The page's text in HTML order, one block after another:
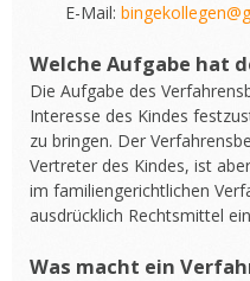
E-Mail:
Welche Aufgabe hat
Die Aufgabe des
Interesse des Kindes
zu bringen. Der
Vertreter des Kindes, ist
im familiengerichtlichen
ausdrücklich Rechtsmittel
Was macht ein